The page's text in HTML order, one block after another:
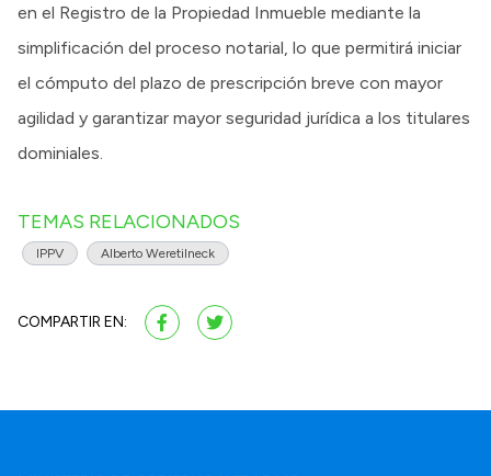
en el Registro de la Propiedad Inmueble mediante la
simplificación del proceso notarial, lo que permitirá iniciar
el cómputo del plazo de prescripción breve con mayor
agilidad y garantizar mayor seguridad jurídica a los titulares
dominiales.
TEMAS RELACIONADOS
IPPV Alberto Weretilneck
COMPARTIR EN: